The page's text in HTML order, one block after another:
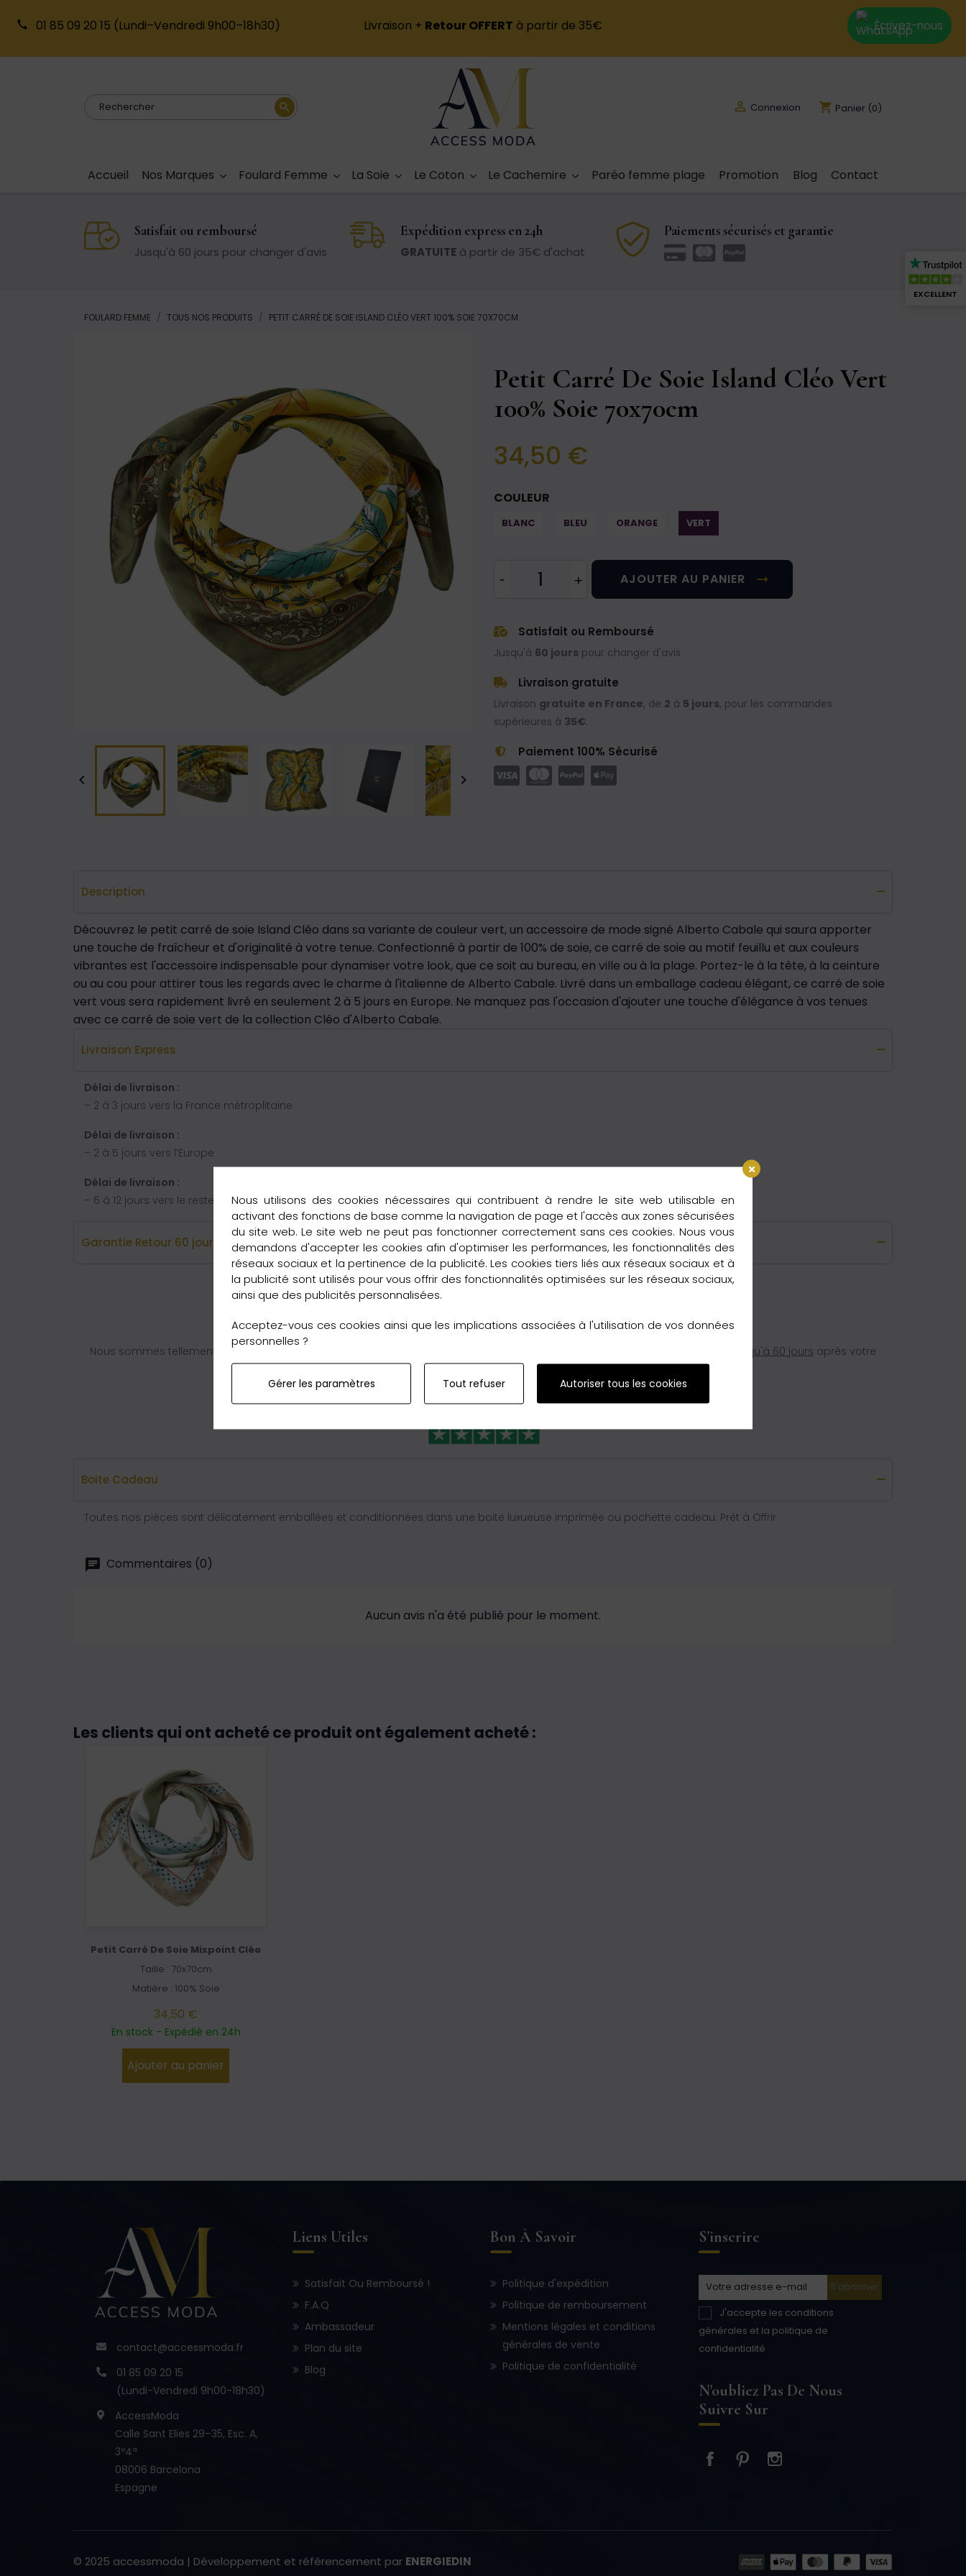
EXCELLENT
01 85 09 20 15 (Lundi–Vendredi 9h00–18h30) Livraison + Retour OFFERT à partir de 35€ Écrivez-nous
search  Connexion shopping_cart Panier (0)
Accueil Nos Marques Foulard Femme La Soie Le Coton Le Cachemire Paréo femme plage Promotion Blog Contact
Satisfait ou remboursé
Jusqu'à 60 jours pour changer d'avis
Expédition express en 24h
GRATUITE à partir de 35€ d'achat
Paiements sécurisés et garantie
FOULARD FEMME TOUS NOS PRODUITS PETIT CARRÉ DE SOIE ISLAND CLÉO VERT 100% SOIE 70X70CM
 
Petit Carré De Soie Island Cléo Vert
100% Soie 70x70cm
34,50 €
COULEUR
BLANC BLEU ORANGE VERT
AJOUTER AU PANIER
Satisfait ou Remboursé
Jusqu'à 60 jours pour changer d'avis
Livraison gratuite
Livraison gratuite en France, de 2 à 5 jours, pour les commandes
supérieures à 35€.
Paiement 100% Sécurisé
Description
Découvrez le petit carré de soie Island Cléo dans sa variante de couleur vert, un accessoire de mode signé Alberto Cabale qui saura apporter
une touche de fraîcheur et d'originalité à votre tenue. Confectionné à partir de 100% de soie, ce carré de soie au motif feuillu et aux couleurs
vibrantes est l'accessoire indispensable pour dynamiser votre look, que ce soit au bureau, en ville ou à la plage. Portez-le à la tête, à la ceinture
ou au cou pour attirer tous les regards avec le charme à l'italienne de Alberto Cabale. Livré dans un emballage cadeau élégant, ce carré de soie
vert vous sera rapidement livré en seulement 2 à 5 jours en Europe. Ne manquez pas l'occasion d'ajouter une touche d'élégance à vos tenues
avec ce carré de soie vert de la collection Cléo d'Alberto Cabale.
Livraison Express
Délai de livraison :
– 2 à 3 jours vers la France métroplitaine
Délai de livraison :
– 2 à 5 jours vers l’Europe
Délai de livraison :
– 6 à 12 jours vers le reste du monde
Garantie Retour 60 jours
Nous sommes tellement convaincus de nos qualités que nous vous offrons le jusqu'à 60 jours après votre
Boite Cadeau
Toutes nos pièces sont délicatement emballées et conditionnées dans une boite luxueuse imprimée ou pochette cadeau. Prêt à Offrir
Commentaires (0)
Aucun avis n'a été publié pour le moment.
Les clients qui ont acheté ce produit ont également acheté :
Petit Carré De Soie Mixpoint Cléo
Taille : 70x70cm
Matière : 100% Soie
34,50 €
En stock - Expédié en 24h
Ajouter au panier
contact@accessmoda.fr
01 85 09 20 15
(Lundi-Vendredi 9h00-18h30)
AccessModa
Calle Sant Elies 29–35, Esc. A,
3º4ª
08006 Barcelona
Espagne
Liens Utiles
Satisfait Ou Remboursé !
F.A.Q
Ambassadeur
Plan du site
Blog
Bon À Savoir
Politique d'expédition
Politique de remboursement
Mentions légales et conditions
générales de vente
Politique de confidentialité
S'inscrire
J'accepte les conditions
générales et la politique de
confidentialité
N'oubliez Pas De Nous
Suivre Sur
FacebookPinterest
© 2025 accessmoda | Développement et référencement par ENERGIEDIN
Nous utilisons des cookies nécessaires qui contribuent à rendre le site web utilisable en
activant des fonctions de base comme la navigation de page et l'accès aux zones sécurisées
du site web. Le site web ne peut pas fonctionner correctement sans ces cookies. Nous vous
demandons d'accepter les cookies afin d'optimiser les performances, les fonctionnalités des
réseaux sociaux et la pertinence de la publicité. Les cookies tiers liés aux réseaux sociaux et à
la publicité sont utilisés pour vous offrir des fonctionnalités optimisées sur les réseaux sociaux,
ainsi que des publicités personnalisées.
Acceptez-vous ces cookies ainsi que les implications associées à l'utilisation de vos données
personnelles ?
Gérer les paramètres Tout refuser Autoriser tous les cookies